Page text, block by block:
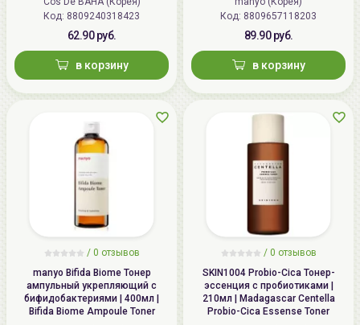
Код: 8809240318423
62.90 руб.
в корзину
Код: 8809657118203
89.90 руб.
в корзину
/ 0 отзывов
manyo Bifida Biome Тонер
aмпульный укрепляющий с
бифидобактериями | 400мл |
Bifida Biome Ampoule Toner
/ 0 отзывов
SKIN1004 Probio-Cica Тонер-
эссенция с пробиотиками |
210мл | Madagascar Centella
Probio-Cica Essense Toner